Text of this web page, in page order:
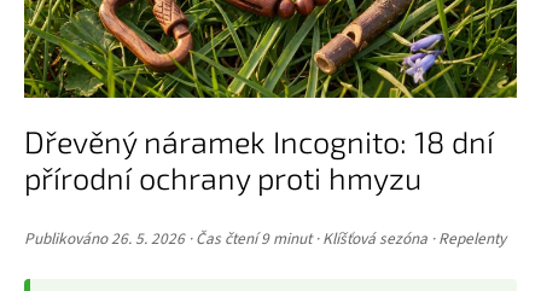
Dřevěný náramek Incognito: 18 dní
přírodní ochrany proti hmyzu
Publikováno 26. 5. 2026 · Čas čtení 9 minut · Klíšťová sezóna · Repelenty